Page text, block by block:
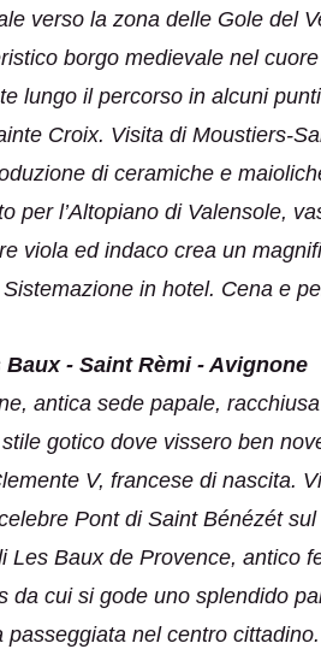
verso la zona delle Gole del
borgo medievale nel
lungo il percorso in alcuni
Croix. Visita di Moustiers-
di ceramiche e
l’Altopiano di Valensole,
viola ed indaco crea un
in hotel. Cena e
Baux - Saint Rèmi - Avignone
antica sede papale,
gotico dove vissero ben
V, francese di nascita.
Pont di Saint Bénézét
Baux de Provence, antico
cui si gode uno splendido
nel centro